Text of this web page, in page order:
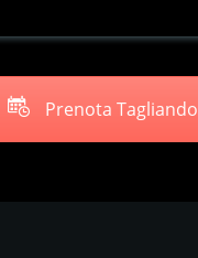
Prenota Tagliando